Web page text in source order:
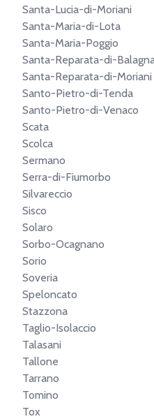
Santa-Lucia-di-Moriani
Santa-Maria-di-Lota
Santa-Maria-Poggio
Santa-Reparata-di-
Santa-Reparata-di-Moriani
Santo-Pietro-di-Tenda
Santo-Pietro-di-Venaco
Scata
Scolca
Sermano
Serra-di-Fiumorbo
Silvareccio
Sisco
Solaro
Sorbo-Ocagnano
Sorio
Soveria
Speloncato
Stazzona
Taglio-Isolaccio
Talasani
Tallone
Tarrano
Tomino
Tox